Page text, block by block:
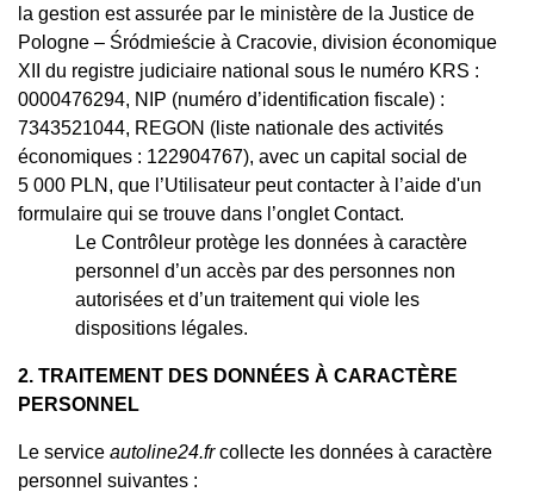
la gestion est assurée par le ministère de la Justice de
Pologne – Śródmieście à Cracovie, division économique
XII du registre judiciaire national sous le numéro KRS :
0000476294, NIP (numéro d’identification fiscale) :
7343521044, REGON (liste nationale des activités
économiques : 122904767), avec un capital social de
5 000 PLN, que l’Utilisateur peut contacter à l’aide d'un
formulaire qui se trouve dans l’onglet Contact.
Le Contrôleur protège les données à caractère
personnel d’un accès par des personnes non
autorisées et d’un traitement qui viole les
dispositions légales.
2. TRAITEMENT DES DONNÉES À CARACTÈRE
PERSONNEL
Le service autoline24.frcollecte les données à caractère
personnel suivantes :